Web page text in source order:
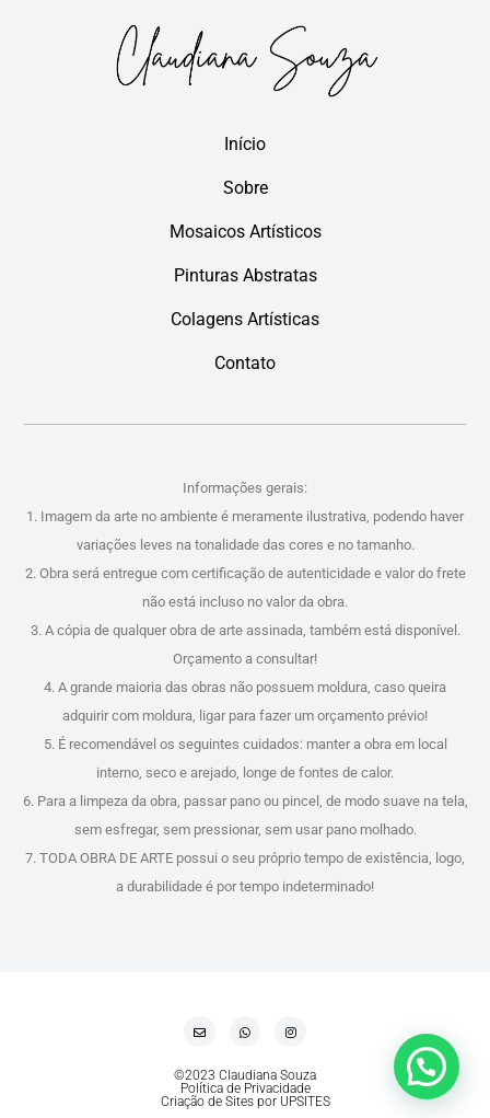
Início
Sobre
Mosaicos Artísticos
Pinturas Abstratas
Colagens Artísticas
Contato
Informações gerais:
1. Imagem da arte no ambiente é meramente ilustrativa, podendo haver
variações leves na tonalidade das cores e no tamanho.
2. Obra será entregue com certificação de autenticidade e valor do frete
não está incluso no valor da obra.
3. A cópia de qualquer obra de arte assinada, também está disponível.
Orçamento a consultar!
4. A grande maioria das obras não possuem moldura, caso queira
adquirir com moldura, ligar para fazer um orçamento prévio!
5. É recomendável os seguintes cuidados: manter a obra em local
interno, seco e arejado, longe de fontes de calor.
6. Para a limpeza da obra, passar pano ou pincel, de modo suave na tela,
sem esfregar, sem pressionar, sem usar pano molhado.
7. TODA OBRA DE ARTE possui o seu próprio tempo de existência, logo,
a durabilidade é por tempo indeterminado!
©2023 Claudiana Souza
Política de Privacidade
Criação de Sites por UPSITES